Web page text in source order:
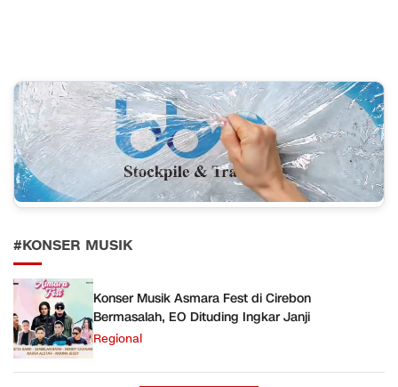
#KONSER MUSIK
Konser Musik Asmara Fest di Cirebon
Bermasalah, EO Dituding Ingkar Janji
Regional